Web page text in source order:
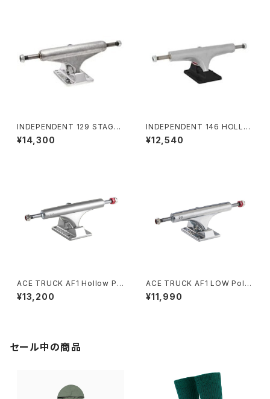
INDEPENDENT 129 STAGE
11 FORGED HOLLOW SILVE
R STANDARD SKATEBOAR
¥14,300
INDEPENDENT 146 HOLLO
W SILVER/ANO BLACK STA
NDARD TRUCKS(STAGE4)
¥12,540
ACE TRUCK AF1 Hollow Po
lished 22 33 44 55
¥13,200
ACE TRUCK AF1 LOW Polis
hed 22
¥11,990
セール中の商品